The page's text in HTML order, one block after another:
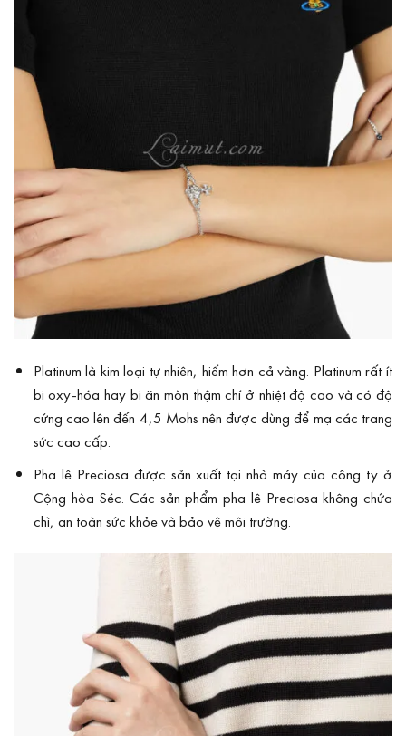
Platinum là kim loại tự nhiên, hiếm hơn cả vàng. Platinum rất ít
bị oxy-hóa hay bị ăn mòn thậm chí ở nhiệt độ cao và có độ
cứng cao lên đến 4,5 Mohs nên được dùng để mạ các trang
sức cao cấp.
Pha lê Preciosa được sản xuất tại nhà máy của công ty ở
Cộng hòa Séc. Các sản phẩm pha lê Preciosa không chứa
chì, an toàn sức khỏe và bảo vệ môi trường.